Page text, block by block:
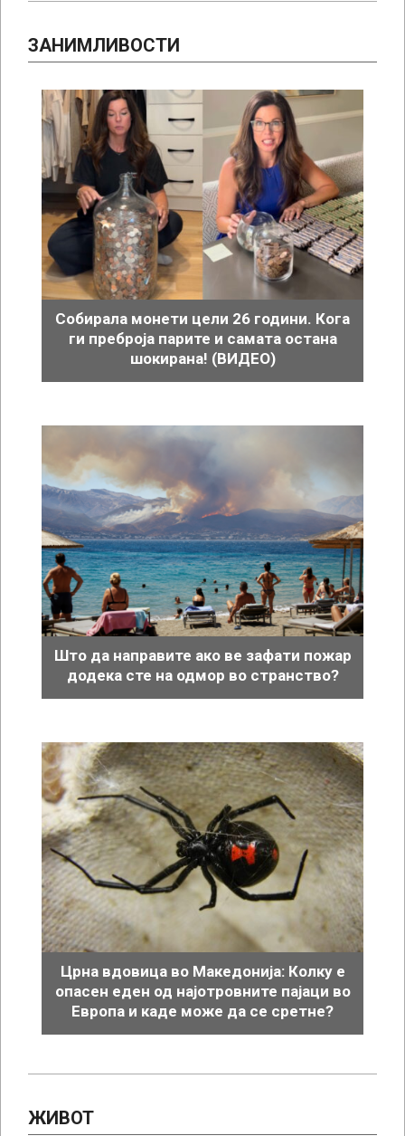
ЗАНИМЛИВОСТИ
Собирала монети цели 26 години. Кога
ги преброја парите и самата остана
шокирана! (ВИДЕО)
Што да направите ако ве зафати пожар
додека сте на одмор во странство?
Црна вдовица во Македонија: Колку е
опасен еден од најотровните пајаци во
Европа и каде може да се сретне?
ЖИВОТ